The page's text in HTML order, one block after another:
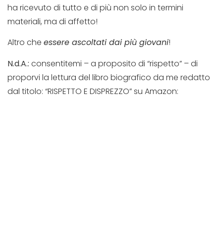
ha ricevuto di tutto e di più non solo in termini
materiali, ma di affetto!
Altro che essere ascoltati dai più giovani!
N.d.A.: consentitemi – a proposito di “rispetto” – di
proporvi la lettura del libro biografico da me redatto
dal titolo: “RISPETTO E DISPREZZO” su Amazon: